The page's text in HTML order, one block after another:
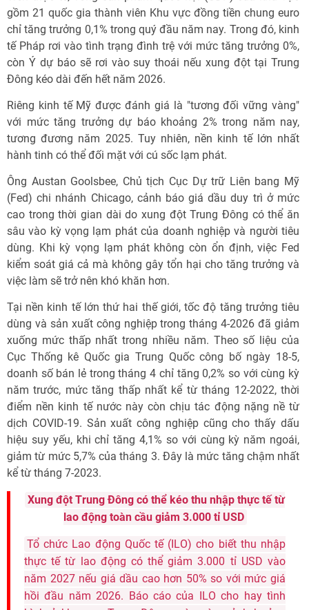
gồm 21 quốc gia thành viên Khu vực đồng tiền chung euro
chỉ tăng trưởng 0,1% trong quý đầu năm nay. Trong đó, kinh
tế Pháp rơi vào tình trạng đình trệ với mức tăng trưởng 0%,
còn Ý dự báo sẽ rơi vào suy thoái nếu xung đột tại Trung
Đông kéo dài đến hết năm 2026.
Riêng kinh tế Mỹ được đánh giá là "tương đối vững vàng"
với mức tăng trưởng dự báo khoảng 2% trong năm nay,
tương đương năm 2025. Tuy nhiên, nền kinh tế lớn nhất
hành tinh có thể đối mặt với cú sốc lạm phát.
Ông Austan Goolsbee, Chủ tịch Cục Dự trữ Liên bang Mỹ
(Fed) chi nhánh Chicago, cảnh báo giá dầu duy trì ở mức
cao trong thời gian dài do xung đột Trung Đông có thể ăn
sâu vào kỳ vọng lạm phát của doanh nghiệp và người tiêu
dùng. Khi kỳ vọng lạm phát không còn ổn định, việc Fed
kiểm soát giá cả mà không gây tổn hại cho tăng trưởng và
việc làm sẽ trở nên khó khăn hơn.
Tại nền kinh tế lớn thứ hai thế giới, tốc độ tăng trưởng tiêu
dùng và sản xuất công nghiệp trong tháng 4-2026 đã giảm
xuống mức thấp nhất trong nhiều năm. Theo số liệu của
Cục Thống kê Quốc gia Trung Quốc công bố ngày 18-5,
doanh số bán lẻ trong tháng 4 chỉ tăng 0,2% so với cùng kỳ
năm trước, mức tăng thấp nhất kể từ tháng 12-2022, thời
điểm nền kinh tế nước này còn chịu tác động nặng nề từ
dịch COVID-19. Sản xuất công nghiệp cũng cho thấy dấu
hiệu suy yếu, khi chỉ tăng 4,1% so với cùng kỳ năm ngoái,
giảm từ mức 5,7% của tháng 3. Đây là mức tăng chậm nhất
kể từ tháng 7-2023.
Xung đột Trung Đông có thể kéo thu nhập thực tế từ
lao động toàn cầu giảm 3.000 tỉ USD
Tổ chức Lao động Quốc tế (ILO) cho biết thu nhập
thực tế từ lao động có thể giảm 3.000 tỉ USD vào
năm 2027 nếu giá dầu cao hơn 50% so với mức giá
hồi đầu năm 2026. Báo cáo của ILO cho hay tình